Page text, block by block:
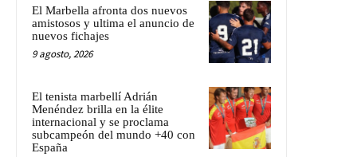
El Marbella afronta dos nuevos
amistosos y ultima el anuncio de
nuevos fichajes
9 agosto, 2026
El tenista marbellí Adrián
Menéndez brilla en la élite
internacional y se proclama
subcampeón del mundo +40 con
España